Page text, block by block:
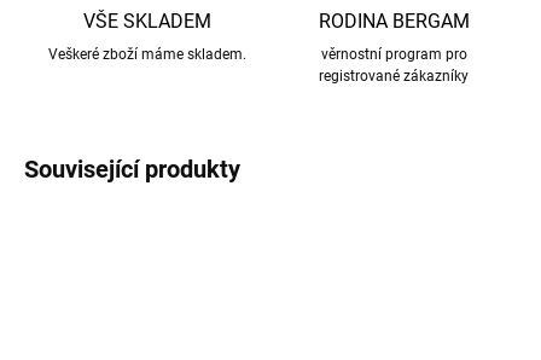
VŠE SKLADEM
Veškeré zboží máme skladem.
RODINA BERGAM
věrnostní program pro
registrované zákazníky
Související produkty